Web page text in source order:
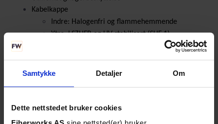
Samtykke Detaljer Om
Dette nettstedet bruker cookies
Kabelkappe
Indre: Halogenfri og flammehemmende
Ytre: LSZHFR og UV stabilisert (SHF 1)
Applikasjoner:
Nødsystemer
Maritime fartøyer